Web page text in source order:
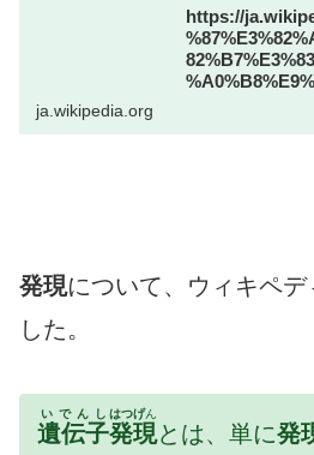
https://
ja.wikipedia.org
発現について、ウィキペデ
した。
遺伝子
いでんし
発現
はつげん
とは、単に発